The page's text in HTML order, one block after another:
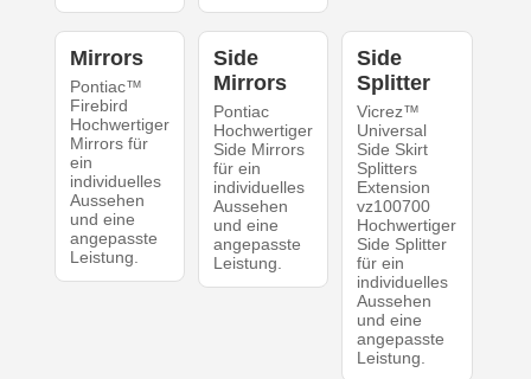
Mirrors
Pontiac™
Firebird
Hochwertiger
Mirrors für
ein
individuelles
Aussehen
und eine
angepasste
Leistung.
Side
Mirrors
Pontiac
Hochwertiger
Side Mirrors
für ein
individuelles
Aussehen
und eine
angepasste
Leistung.
Side
Splitter
Vicrez™
Universal
Side Skirt
Splitters
Extension
vz100700
Hochwertiger
Side Splitter
für ein
individuelles
Aussehen
und eine
angepasste
Leistung.